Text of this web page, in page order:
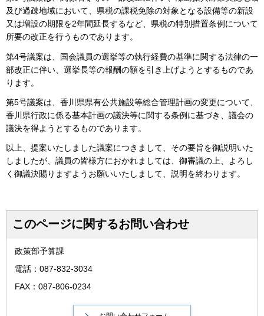
及び過疎地域において、県税の課税免除の対象となる設備等の新設
又は増設の期限を2年間延長するなど、県税の特別措置条例について
所要の改正を行うものであります。
第4号議案は、国会議員の選挙等の執行経費の基準に関する法律の一
部改正に伴い、選挙長等の報酬の額を引き上げようとするものであ
ります。
第5号議案は、香川県県有公共施設等総合管理計画の変更について、
香川県行政に係る基本計画の議決等に関する条例に基づき、議会の
議決を得ようとするものであります。
以上、提案いたしました議案につきまして、その要旨を御説明いた
しましたが、議員の皆様方におかれましては、御審議の上、よろし
く御議決賜りますようお願いいたしまして、説明を終わります。
このページに関するお問い合わせ
政策部予算課
電話：087-832-3034
FAX：087-806-0234